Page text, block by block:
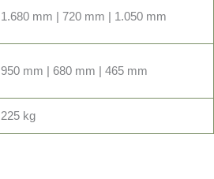
1.680 mm | 720 mm | 1.050 mm
950 mm | 680 mm | 465 mm
225 kg